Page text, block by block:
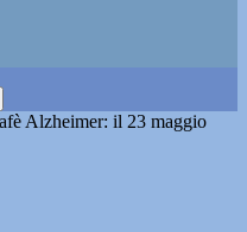
Alzheimer: il 23 maggio